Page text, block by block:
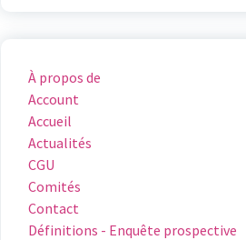
À propos de
Account
Accueil
Actualités
CGU
Comités
Contact
Définitions - Enquête prospective